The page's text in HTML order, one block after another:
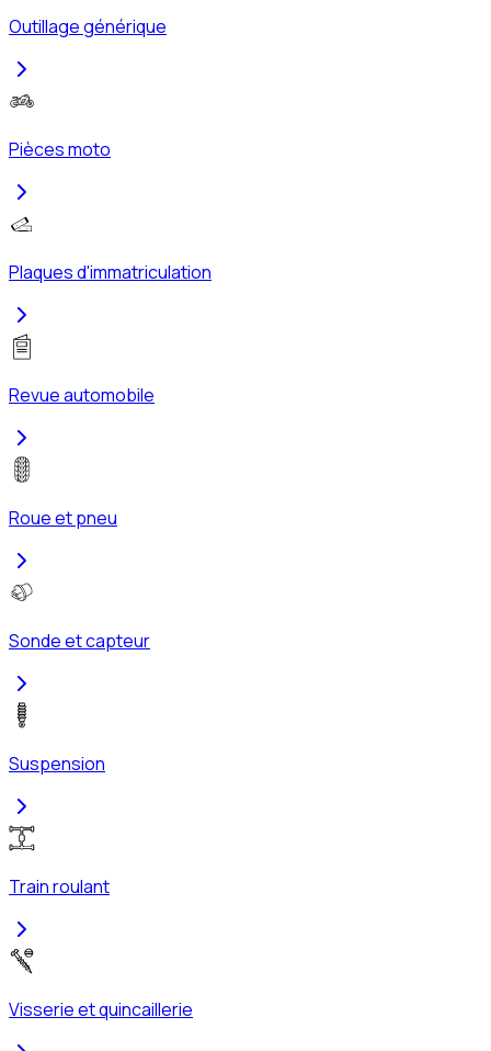
Outillage générique
Pièces moto
Plaques d'immatriculation
Revue automobile
Roue et pneu
Sonde et capteur
Suspension
Train roulant
Visserie et quincaillerie